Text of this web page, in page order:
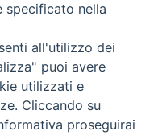
Area riservata
specificato nella
all'utilizzo dei
puoi avere
utilizzati e
Cliccando su
proseguirai